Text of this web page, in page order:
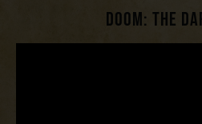
Doom: The